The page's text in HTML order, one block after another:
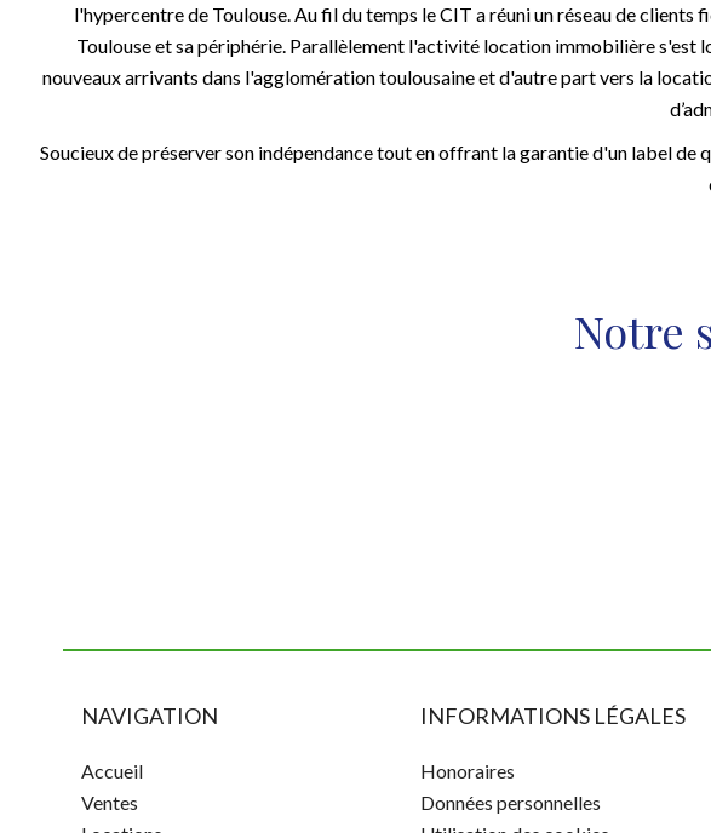
l'hypercentre de Toulouse. Au fil du temps le CIT a réuni un réseau de
Toulouse et sa périphérie. Parallèlement l'activité location immobilière s'est
nouveaux arrivants dans l'agglomération toulousaine et d'autre part vers la
Soucieux de préserver son indépendance tout en offrant la garantie d'un label
Notre
NAVIGATION
Accueil
Ventes
INFORMATIONS LÉGALES
Honoraires
Données personnelles